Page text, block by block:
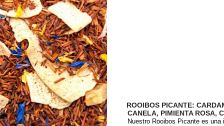
ROOIBOS PICANTE:
CANELA, PIMIENTA ROSA,
VAINILLA
Nuestro Rooibos Picante es una